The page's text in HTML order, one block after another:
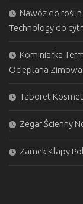
Nawóz do
Technology do
Kominiarka
Ocieplana Zimowa
Taboret
Zegar Ścienny
Zamek Klapy